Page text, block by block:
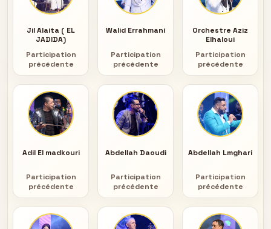
Jil Alaita ( EL
JADIDA)
Participation
précédente
Walid Errahmani
Participation
précédente
Orchestre Aziz
Elhaloui
Participation
précédente
Adil El madkouri
Participation
précédente
Abdellah Daoudi
Participation
précédente
Abdellah Lmghari
Participation
précédente